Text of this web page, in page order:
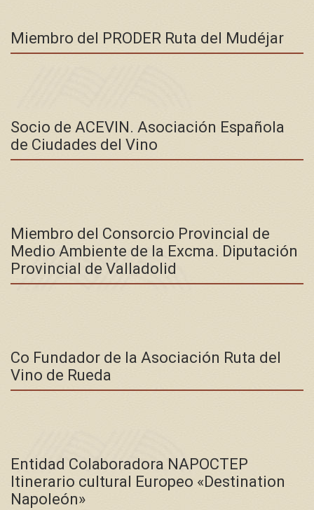
Miembro del PRODER Ruta del Mudéjar
Socio de ACEVIN. Asociación Española
de Ciudades del Vino
Miembro del Consorcio Provincial de
Medio Ambiente de la Excma. Diputación
Provincial de Valladolid
Co Fundador de la Asociación Ruta del
Vino de Rueda
Entidad Colaboradora NAPOCTEP
Itinerario cultural Europeo «Destination
Napoleón»